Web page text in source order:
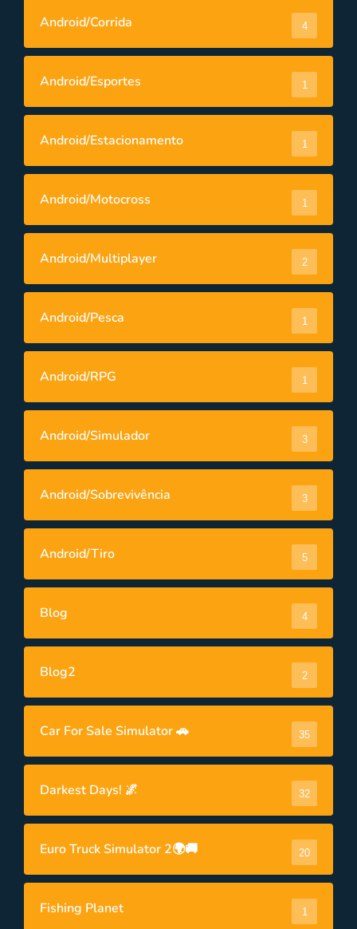
Android/Corrida 4
Android/Esportes 1
Android/Estacionamento 1
Android/Motocross 1
Android/Multiplayer 2
Android/Pesca 1
Android/RPG 1
Android/Simulador 3
Android/Sobrevivência 3
Android/Tiro 5
Blog 4
Blog2 2
Car For Sale Simulator 🚗 35
Darkest Days! 🌌 32
Euro Truck Simulator 2🌍🚚 20
Fishing Planet 1